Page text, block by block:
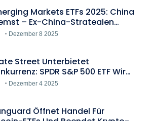
Markets ETFs 2025: China
– Ex-China-Strategien
Dezember 8 2025
Street Unterbietet
SPDR S&P 500 ETF Wird
Günstigster Indextracker
Dezember 4 2025
Öffnet Handel Für